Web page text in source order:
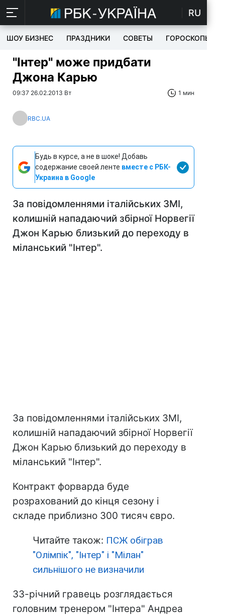
RU
ШОУ БИЗНЕС ПРАЗДНИКИ СОВЕТЫ ГОРОСКОПЫ
"Інтер" може придбати
Джона Карью
09:37 26.02.2013 Вт 1 мин
RBC.UA
Будь в курсе, а не в шоке! Добавь
содержание своей ленте вместе с РБК-
Украина в Google
За повідомленнями італійських ЗМІ,
колишній нападаючий збірної Норвегії
Джон Карью близький до переходу в
міланський "Інтер".
За повідомленнями італійських ЗМІ,
колишній нападаючий збірної Норвегії
Джон Карью близький до переходу в
міланський "Інтер".
Контракт форварда буде
розрахований до кінця сезону і
складе приблизно 300 тисяч євро.
Читайте також: ПСЖ обіграв
"Олімпік", "Інтер" і "Мілан"
сильнішого не визначили
33-річний гравець розглядається
головним тренером "Інтера" Андреа